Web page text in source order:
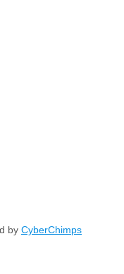
by CyberChimps